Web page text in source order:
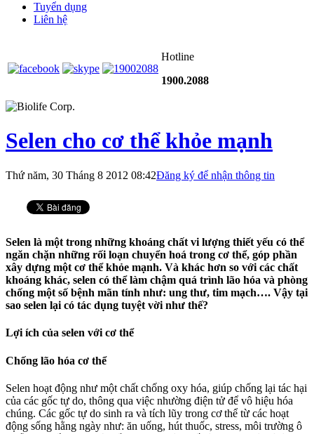
Tuyển dụng
Liên hệ
Hotline
1900.2088
Selen cho cơ thể khỏe mạnh
Thứ năm, 30 Tháng 8 2012 08:42Đăng ký để nhận thông tin
Selen là một trong những khoáng chất vi lượng thiết yếu có thể
ngăn chặn những rối loạn chuyển hoá trong cơ thể, góp phần
xây dựng một cơ thể khỏe mạnh. Và khác hơn so với các chất
khoáng khác, selen có thể làm chậm quá trình lão hóa và phòng
chống một số bệnh mãn tính như: ung thư, tim mạch…. Vậy tại
sao selen lại có tác dụng tuyệt vời như thế?
Lợi ích của selen với cơ thể
Chống lão hóa cơ thể
Selen hoạt động như một chất chống oxy hóa, giúp chống lại tác hại
của các gốc tự do, thông qua việc nhường điện tử để vô hiệu hóa
chúng. Các gốc tự do sinh ra và tích lũy trong cơ thể từ các hoạt
động sống hằng ngày như: ăn uống, hút thuốc, stress, môi trường ô